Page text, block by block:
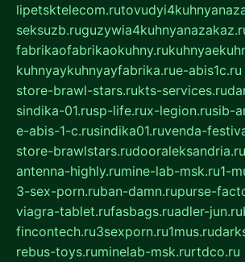
lipetsktelecom.ru
seksuzb.ru
fabrikaofabrikaokuhny.ru
kuhnyaykuhnyayfabrika.rue-abis1c.ru
store-brawl-stars.rukts-services.ru
sindika-01.rusp-life.rux-legion.rusib-
e-abis-1-c.rusindika01.ruvenda-
store-brawlstars.rudooraleksandria.ru
antenna-highly.rumine-lab-msk.ru1-
3-sex-porn.ruban-damn.rupurse-
viagra-tablet.rufasbags.ruadler-jun.ru
fincontech.ru3sexporn.ru1mus.ru
rebus-toys.ruminelab-msk.rurtdco.ru